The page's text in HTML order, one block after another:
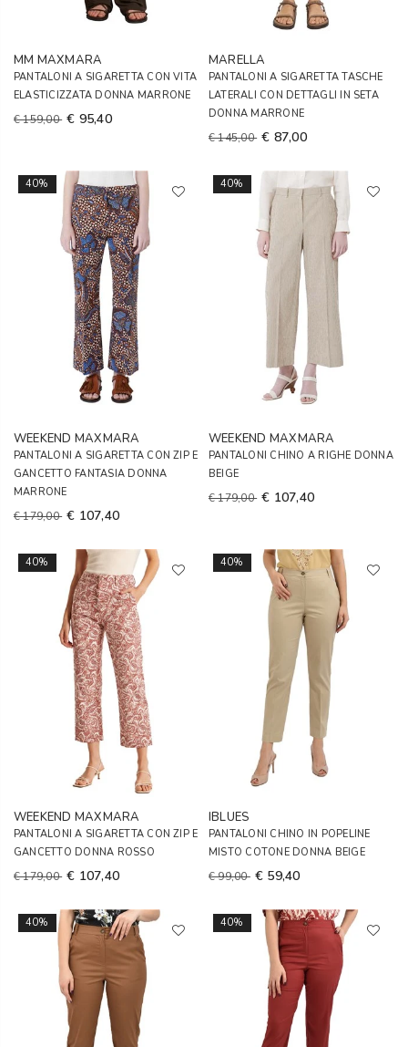
MM MAXMARA
PANTALONI A SIGARETTA CON VITA
ELASTICIZZATA DONNA MARRONE
€ 159,00 € 95,40
MARELLA
PANTALONI A SIGARETTA TASCHE
LATERALI CON DETTAGLI IN SETA
DONNA MARRONE
€ 145,00 € 87,00
40%
WEEKEND MAXMARA
PANTALONI A SIGARETTA CON ZIP E
GANCETTO FANTASIA DONNA
MARRONE
€ 179,00 € 107,40
40%
WEEKEND MAXMARA
PANTALONI CHINO A RIGHE DONNA
BEIGE
€ 179,00 € 107,40
40%
WEEKEND MAXMARA
PANTALONI A SIGARETTA CON ZIP E
GANCETTO DONNA ROSSO
€ 179,00 € 107,40
40%
IBLUES
PANTALONI CHINO IN POPELINE
MISTO COTONE DONNA BEIGE
€ 99,00 € 59,40
40% 40%